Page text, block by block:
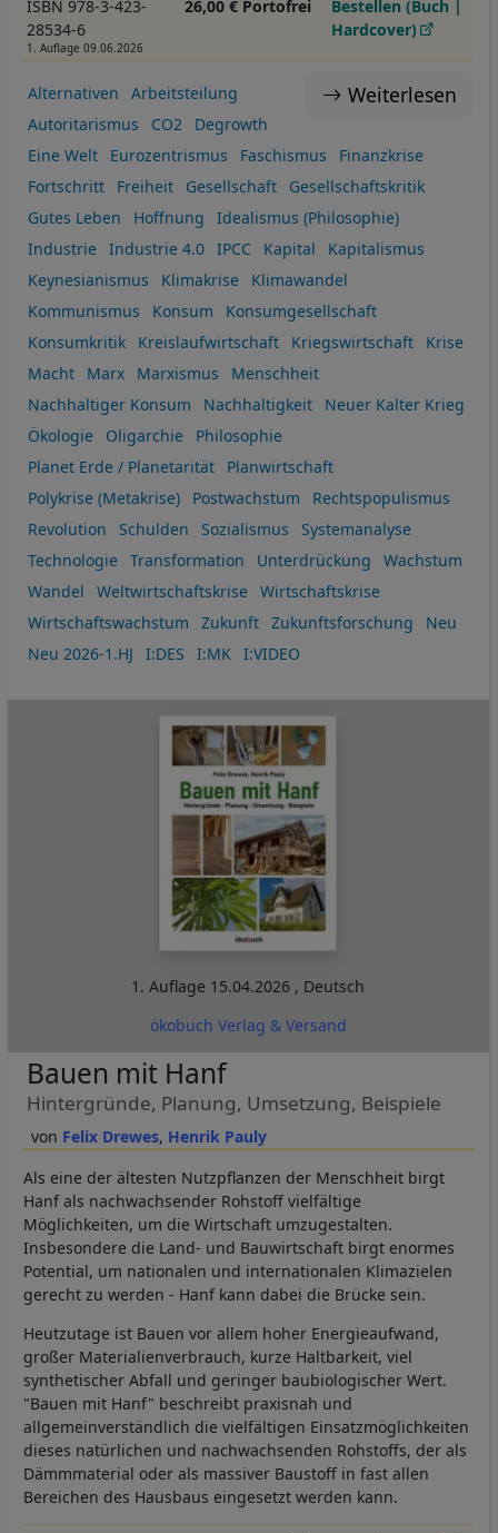
ISBN 978-3-423-
28534-6
1. Auflage 09.06.2026
26,00 € Portofrei
Bestellen (Buch |
Hardcover)
Weiterlesen
Alternativen
Arbeitsteilung
Autoritarismus
CO2
Degrowth
Eine Welt
Eurozentrismus Faschismus
Finanzkrise
Fortschritt
Freiheit Gesellschaft
Gesellschaftskritik
Gutes Leben
Hoffnung
Idealismus (Philosophie)
Industrie
Industrie 4.0 IPCC Kapital
Kapitalismus
Keynesianismus
Klimakrise
Klimawandel
Kommunismus
Konsum
Konsumgesellschaft
Konsumkritik
Kreislaufwirtschaft Kriegswirtschaft
Krise
Macht
Marx Marxismus
Menschheit
Nachhaltiger Konsum
Nachhaltigkeit
Neuer Kalter Krieg
Ökologie
Oligarchie
Philosophie
Planet Erde / Planetarität
Planwirtschaft
Polykrise (Metakrise)
Postwachstum
Rechtspopulismus
Revolution
Schulden Sozialismus
Systemanalyse
Technologie
Transformation Unterdrückung
Wachstum
Wandel
Weltwirtschaftskrise
Wirtschaftskrise
Wirtschaftswachstum
Zukunft Zukunftsforschung
Neu
Neu 2026-1.HJ
I:DES I:MK I:VIDEO
1. Auflage 15.04.2026 , Deutsch
ökobuch Verlag & Versand
Felix Drewes Henrik Pauly
Bauen mit Hanf
Hintergründe, Planung, Umsetzung, Beispiele
Als eine der ältesten Nutzpflanzen der Menschheit birgt
Hanf als nachwachsender Rohstoff vielfältige
Möglichkeiten, um die Wirtschaft umzugestalten.
Insbesondere die Land- und Bauwirtschaft birgt enormes
Potential, um nationalen und internationalen Klimazielen
gerecht zu werden - Hanf kann dabei die Brücke sein.
Heutzutage ist Bauen vor allem hoher Energieaufwand,
großer Materialienverbrauch, kurze Haltbarkeit, viel
synthetischer Abfall und geringer baubiologischer Wert.
"Bauen mit Hanf" beschreibt praxisnah und
allgemeinverständlich die vielfältigen Einsatzmöglichkeiten
dieses natürlichen und nachwachsenden Rohstoffs, der als
Dämmmaterial oder als massiver Baustoff in fast allen
Bereichen des Hausbaus eingesetzt werden kann.